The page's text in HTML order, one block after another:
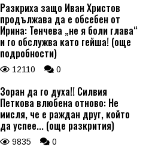
Разкриха защо Иван Христов
продължава да е обсебен от
Ирина: Тенчева „не я боли глава“
и го обслужва като гейша! (още
подробности)
12110 0
Зоран да го духа!! Силвия
Петкова влюбена отново: Не
мисля, че е раждан друг, който
да успее... (още разкрития)
9835 0